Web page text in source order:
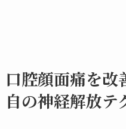
口腔顔面痛を
自の神経解放テ